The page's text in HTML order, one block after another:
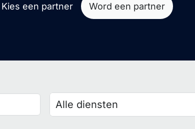
Kies een partner Word een partner